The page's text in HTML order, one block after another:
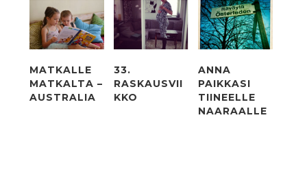
MATKALLE
MATKALTA –
AUSTRALIA
33.
RASKAUSVII
KKO
ANNA
PAIKKASI
TIINEELLE
NAARAALLE